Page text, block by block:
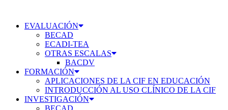
contenidoEVALUACIÓN
BECAD
ECADI-TEA
OTRAS ESCALAS
BACDV
FORMACIÓN
APLICACIONES DE LA CIF EN EDUCACIÓN
INTRODUCCIÓN AL USO CLÍNICO DE LA CIF
INVESTIGACIÓN
BECAD